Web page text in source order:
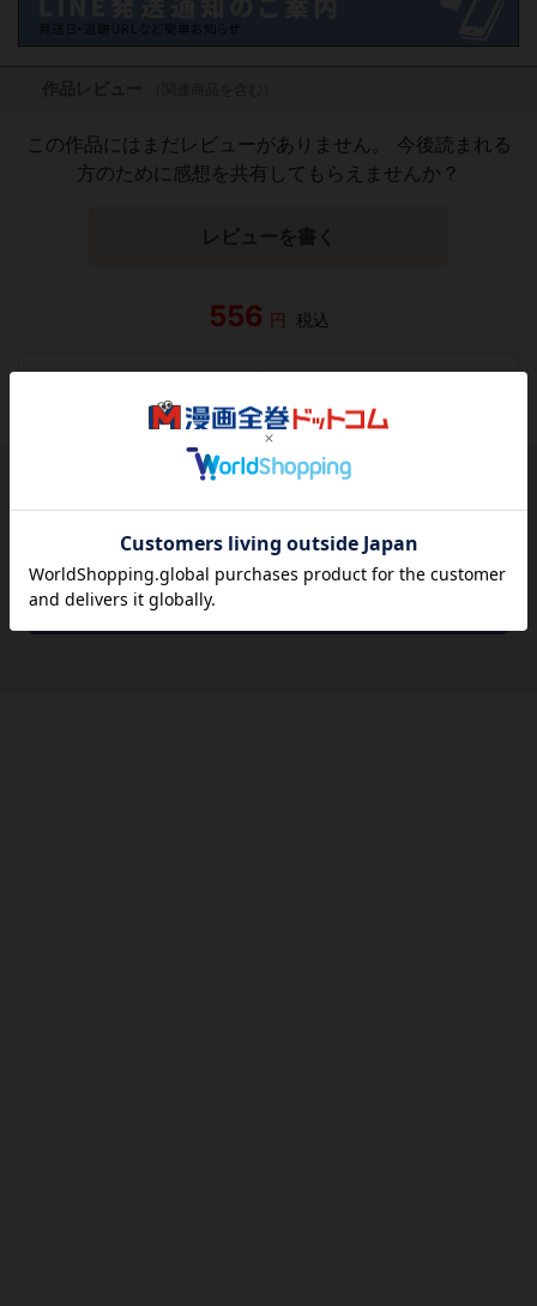
この作品にはまだレビューがありません。 今後読まれる
方のために感想を共有してもらえませんか？
レビューを書く
556 円 税込
シェアする